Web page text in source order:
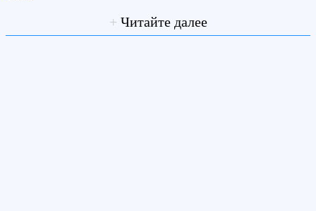
+ Читайте далее